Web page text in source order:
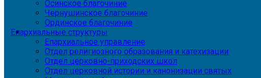
Осинское благочиние
Чернушинское благочиние
Ординское благочиние
Епархиальные структуры
Епархиальное управление
Отдел религиозного образования и катехизации
Отдел церковно-приходских школ
Отдел церковной истории и канонизации святых